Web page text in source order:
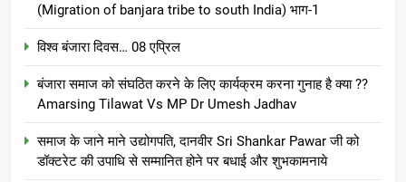
(Migration of banjara tribe to south India) भाग-1
विश्व बंजारा दिवस… 08 एप्रिल
बंजारा समाज को संघठित करने के लिए कार्यक्रम करना गुनाह है क्या ??
Amarsing Tilawat Vs MP Dr Umesh Jadhav
समाज के जाने माने उद्योगपति, दानवीर Sri Shankar Pawar जी को
डॉक्टरेट की उपाधि से सम्मानित होने पर बधाई और शुभकामनाये